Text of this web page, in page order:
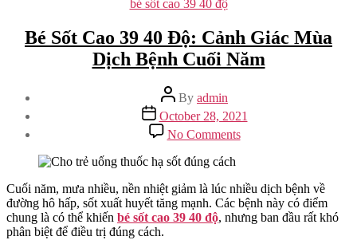
Categories
bé sốt cao 39 40 độ
Bé Sốt Cao 39 40 Độ: Cảnh Giác Mùa
Dịch Bệnh Cuối Năm
Post
author
By admin
Post
date
October 28, 2021
No Commentson
Bé
39
40
Độ:
Cuối năm, mưa nhiều, nền nhiệt giảm là lúc nhiều dịch bệnh về
đường hô hấp, sốt xuất huyết tăng mạnh. Các bệnh này có điểm
chung là có thể khiến bé sốt cao 39 40 độ, nhưng ban đầu rất khó
phân biệt để điều trị đúng cách.